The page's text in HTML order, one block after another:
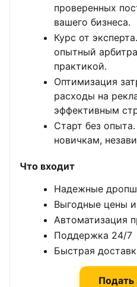
проверенных
вашего бизнеса.
Курс от
опытный
практикой.
Оптимизация
расходы на
эффективным
Старт без
новичкам,
Что входит
Надежные
Выгодные цены
Автоматизация
Поддержка 24/7
Быстрая
Подать